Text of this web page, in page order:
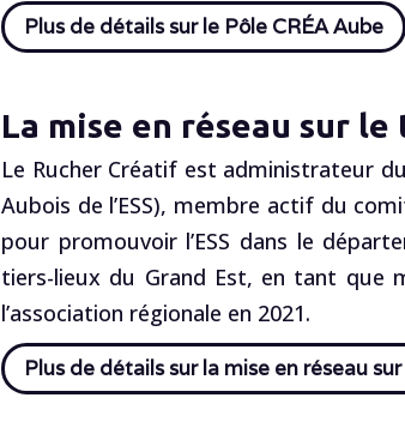
Plus de détails sur le Pôle CRÉA Aube
La mise en réseau sur
Le Rucher Créatif est administrateur
Aubois de l’ESS), membre actif du
pour promouvoir l’ESS dans le
tiers-lieux du Grand Est, en tant que
l’association régionale en 2021.
Plus de détails sur la mise en réseau